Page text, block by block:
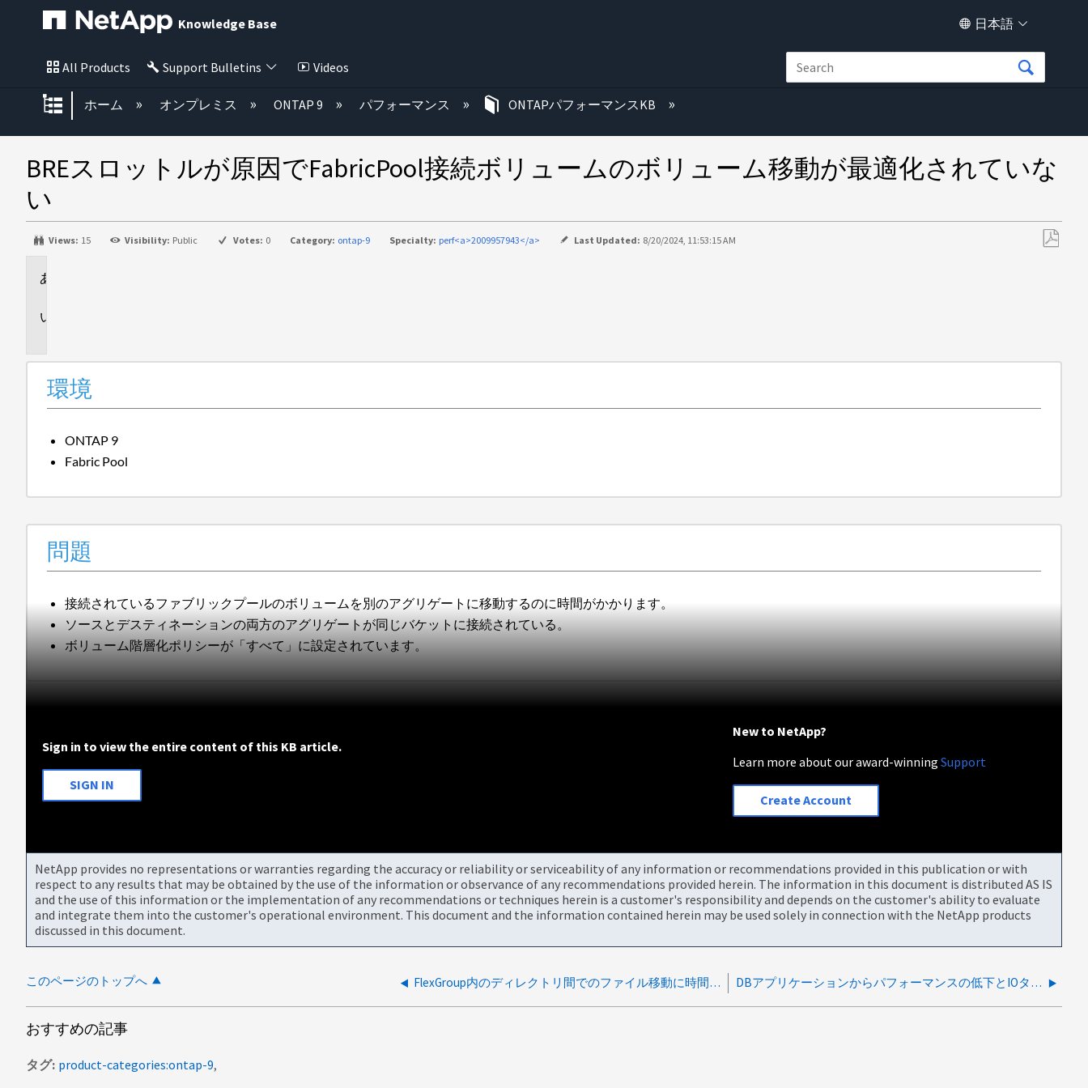
Knowledge Base 日本語
All Products Support Bulletins Videos
グローバル階層を展開/折りたたむ
ホーム オンプレミス ONTAP 9 パフォーマンス ONTAPパフォーマンスKB
BREスロットルが原因でFabricPool接続ボリュームのボリューム移動が最適化されていな
い
Views: 15 Visibility: Public Votes: 0 Category: ontap-9 Specialty: perf<a>2009957943</a> Last Updated: 8/20/2024, 11:53:15 AM
環境
ONTAP 9
Fabric Pool
問題
接続されているファブリックプールのボリュームを別のアグリゲートに移動するのに時間がかかります。
ソースとデスティネーションの両方のアグリゲートが同じバケットに接続されている。
ボリューム階層化ポリシーが「すべて」に設定されています。
Sign in to view the entire content of this KB article.
SIGN IN
New to NetApp?
Learn more about our award-winningSupport
Create Account
NetApp provides no representations or warranties regarding the accuracy or reliability or serviceability of any information or recommendations provided in this publication or with
respect to any results that may be obtained by the use of the information or observance of any recommendations provided herein. The information in this document is distributed AS IS
and the use of this information or the implementation of any recommendations or techniques herein is a customer's responsibility and depends on the customer's ability to evaluate
and integrate them into the customer's operational environment. This document and the information contained herein may be used solely in connection with the NetApp products
discussed in this document.
このページのトップへ FlexGroup内のディレクトリ間でのファイル移動に時間がかかる DBアプリケーションからパフォーマンスの低下とIOタイムアウトが報告される
おすすめの記事
タグ product-categories:ontap-9